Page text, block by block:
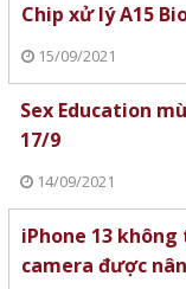
Chip xử lý A15
15/09/2021
Sex Education
17/9
14/09/2021
iPhone 13
camera được